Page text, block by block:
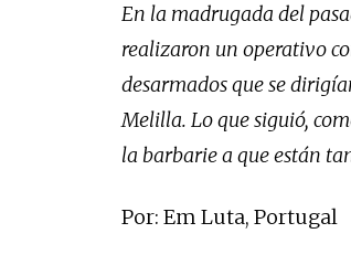
En la madrugada del
realizaron un operativo
desarmados que se
Melilla. Lo que siguió,
la barbarie a que están
Por: Em Luta, Portugal